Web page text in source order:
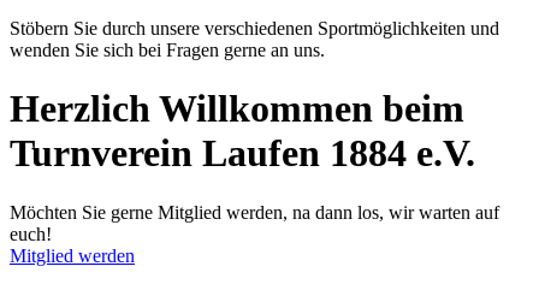
Stöbern Sie durch unsere verschiedenen Sportmöglichkeiten und
wenden Sie sich bei Fragen gerne an uns.
Herzlich Willkommen beim
Turnverein Laufen 1884 e.V.
Möchten Sie gerne Mitglied werden, na dann los, wir warten auf
euch!
Mitglied werden